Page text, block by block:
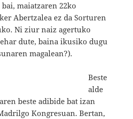
maiatzaren 22ko
Abertzalea ez da Sorturen
Ni ziur naiz agertuko
dute, baina ikusiko dugu
magalean?).
Beste
alde
beste adibide bat izan
Kongresuan. Bertan,